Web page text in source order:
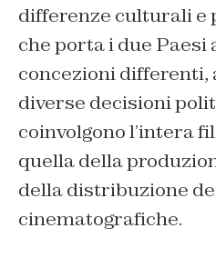
differenze culturali e
che porta i due Paesi
concezioni differenti,
diverse decisioni
coinvolgono l’intera
quella della
della distribuzione
cinematografiche.